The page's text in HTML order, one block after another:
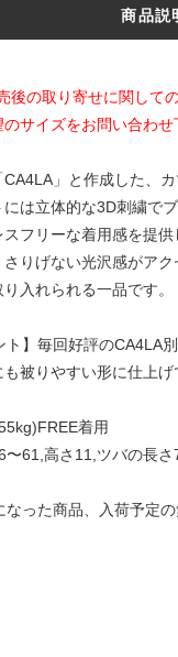
商品説
後の取り寄せに関して
サイズをお問い合わせ
」と作成した、
は立体的な3D刺繍で
フリーな着用感を提
さりげない光沢感がア
入れられる一品です。
ト】毎回好評の
も被りやすい形に仕上
着用
〜61,高さ11,ツバの長さ
なった商品、入荷予定